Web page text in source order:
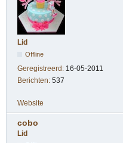
Lid
Offline
Geregistreerd: 16-05-2011
Berichten: 537
Website
cobo
Lid